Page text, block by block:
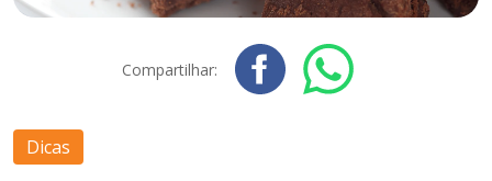
Compartilhar:
Dicas